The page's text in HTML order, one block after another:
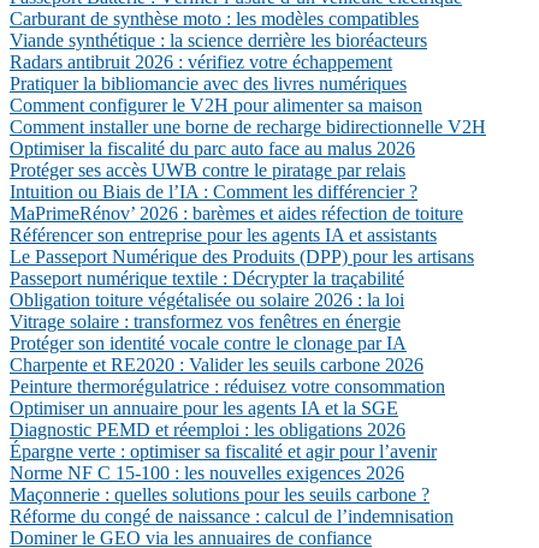
Carburant de synthèse moto : les modèles compatibles
Viande synthétique : la science derrière les bioréacteurs
Radars antibruit 2026 : vérifiez votre échappement
Pratiquer la bibliomancie avec des livres numériques
Comment configurer le V2H pour alimenter sa maison
Comment installer une borne de recharge bidirectionnelle V2H
Optimiser la fiscalité du parc auto face au malus 2026
Protéger ses accès UWB contre le piratage par relais
Intuition ou Biais de l’IA : Comment les différencier ?
MaPrimeRénov’ 2026 : barèmes et aides réfection de toiture
Référencer son entreprise pour les agents IA et assistants
Le Passeport Numérique des Produits (DPP) pour les artisans
Passeport numérique textile : Décrypter la traçabilité
Obligation toiture végétalisée ou solaire 2026 : la loi
Vitrage solaire : transformez vos fenêtres en énergie
Protéger son identité vocale contre le clonage par IA
Charpente et RE2020 : Valider les seuils carbone 2026
Peinture thermorégulatrice : réduisez votre consommation
Optimiser un annuaire pour les agents IA et la SGE
Diagnostic PEMD et réemploi : les obligations 2026
Épargne verte : optimiser sa fiscalité et agir pour l’avenir
Norme NF C 15-100 : les nouvelles exigences 2026
Maçonnerie : quelles solutions pour les seuils carbone ?
Réforme du congé de naissance : calcul de l’indemnisation
Dominer le GEO via les annuaires de confiance